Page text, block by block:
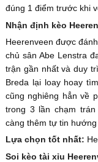
đúng 1 điểm trước khi
Nhận định kèo
Heerenveen được
chủ sân Abe Lenstra
trận gần nhất và duy
Breda lại loay hoay
cũng nghiêng hẳn về
trong 3 lần chạm
càng thêm tự tin
Lựa chọn tốt nhất:
Soi kèo tài xỉu